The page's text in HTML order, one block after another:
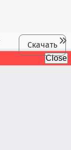
Скачать